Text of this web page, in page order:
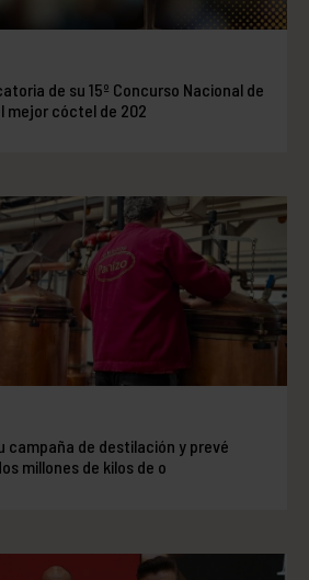
de su 15º Concurso Nacional de
mejor cóctel de 202
campaña de destilación y prevé
millones de kilos de o